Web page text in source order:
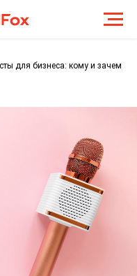
для бизнеса: кому и зачем